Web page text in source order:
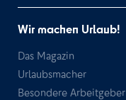
Wir machen Urlaub!
Das Magazin
Urlaubsmacher
Besondere Arbeitgeber